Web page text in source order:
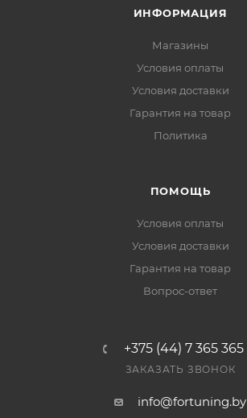
ИНФОРМАЦИЯ
Магазины
Условия оплаты
Условия доставки
Гарантия на товар
Политика
ПОМОЩЬ
Условия оплаты
Условия доставки
Гарантия на товар
Вопрос-ответ
+375 (44) 7 365 365
ЗАКАЗАТЬ ЗВОНОК
info@fortuning.by